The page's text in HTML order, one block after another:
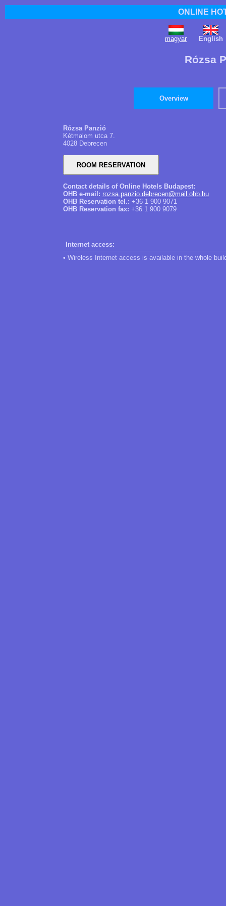
ONLINE
magyar English
Rózsa
Overview
Rózsa Panzió
Kétmalom utca 7.
4028 Debrecen
Contact details of Online Hotels Budapest:
OHB e-mail: rozsa.panzio.debrecen@mail.ohb.hu
OHB Reservation tel.: +36 1 900 9071
OHB Reservation fax: +36 1 900 9079
Internet access:
• Wireless Internet access is available in the whole